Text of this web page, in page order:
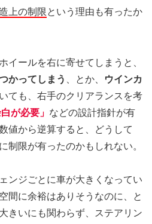
上の制限という理由も有ったか
イールを右に寄せてしまうと、
かってしまう
、とか、
ウインカ
ても、右手のクリアランスを考
が必要」 などの設計指針が有
値から逆算すると、どうして
制限が有ったのかもしれない。
ンジごとに車が大きくなってい
間に余裕はありそうなのに、と
きいにも関わらず、ステアリン